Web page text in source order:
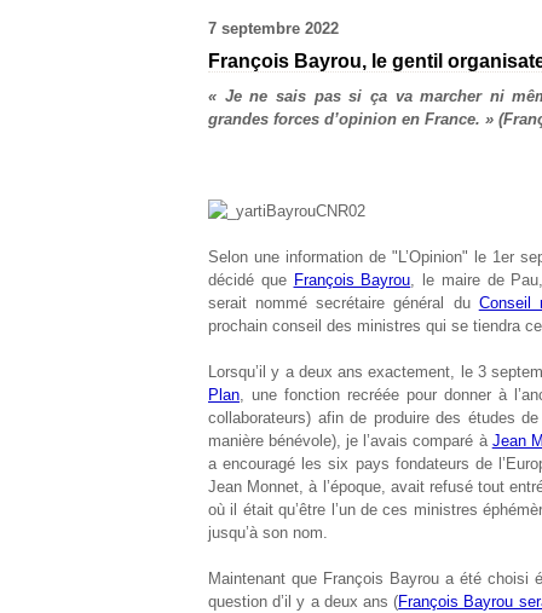
7 septembre 2022
François Bayrou, le gentil
« Je ne sais pas si ça va marcher ni
grandes forces d’opinion en France. »
Selon une information de "L’Opinion" le 1er
décidé que François Bayrou, le maire de
serait nommé secrétaire général du Conseil
prochain conseil des ministres qui se tiendra
Lorsqu’il y a deux ans exactement, le 3
Plan, une fonction recréée pour donner à
collaborateurs) afin de produire des études
manière bénévole), je l’avais comparé à Jean
a encouragé les six pays fondateurs de
Jean Monnet, à l’époque, avait refusé tout
où il était qu’être l’un de ces ministres
jusqu’à son nom.
Maintenant que François Bayrou a été choisi
question d’il y a deux ans (François Bayrou